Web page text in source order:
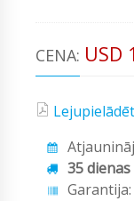
CENA: USD
35 dienas
Garantija: